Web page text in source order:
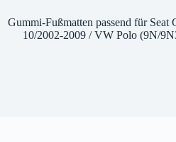
Gummi-Fußmatten passend für Seat
10/2002-2009 / VW Polo (9N/